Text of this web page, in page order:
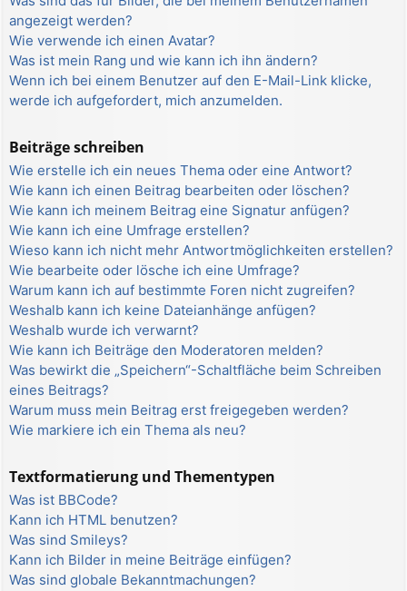
angezeigt werden?
Wie verwende ich einen Avatar?
Was ist mein Rang und wie kann ich ihn ändern?
Wenn ich bei einem Benutzer auf den E-Mail-Link klicke,
werde ich aufgefordert, mich anzumelden.
Beiträge schreiben
Wie erstelle ich ein neues Thema oder eine Antwort?
Wie kann ich einen Beitrag bearbeiten oder löschen?
Wie kann ich meinem Beitrag eine Signatur anfügen?
Wie kann ich eine Umfrage erstellen?
Wieso kann ich nicht mehr Antwortmöglichkeiten erstellen?
Wie bearbeite oder lösche ich eine Umfrage?
Warum kann ich auf bestimmte Foren nicht zugreifen?
Weshalb kann ich keine Dateianhänge anfügen?
Weshalb wurde ich verwarnt?
Wie kann ich Beiträge den Moderatoren melden?
Was bewirkt die „Speichern“-Schaltfläche beim Schreiben
eines Beitrags?
Warum muss mein Beitrag erst freigegeben werden?
Wie markiere ich ein Thema als neu?
Textformatierung und Thementypen
Was ist BBCode?
Kann ich HTML benutzen?
Was sind Smileys?
Kann ich Bilder in meine Beiträge einfügen?
Was sind globale Bekanntmachungen?